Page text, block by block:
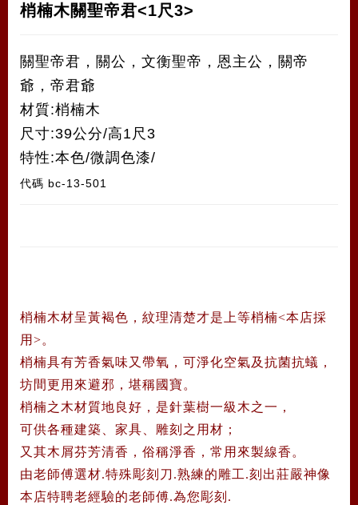
梢楠木關聖帝君<1尺3>
關聖帝君，關公，文衡聖帝，恩主公，關帝
爺，帝君爺
材質:梢楠木
尺寸:39公分/高1尺3
特性:本色/微調色漆/
代碼 bc-13-501
梢楠木材呈黃褐色，紋理清楚才是上等梢楠<本店採
用>。
梢楠具有芳香氣味又帶氧，可淨化空氣及抗菌抗蟻，
坊間更用來避邪，堪稱國寶。
梢楠之木材質地良好，是針葉樹一級木之一，
可供各種建築、家具、雕刻之用材；
又其木屑芬芳清香，俗稱淨香，常用來製線香。
由老師傅選材.特殊彫刻刀.熟練的雕工.刻出莊嚴神像
本店特聘老經驗的老師傅.為您彫刻.